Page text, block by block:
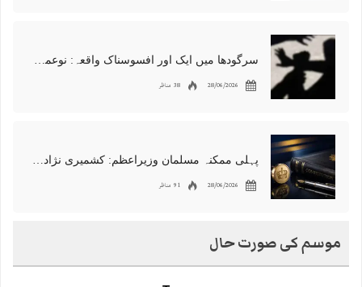
سرگودھا میں ایک اور افسوسناک واقعہ: نوعمر لڑکے سے مبینہ زیادتی، مقدمہ درج
28/06/2026 38 مناظر
پہلی ممکنہ مسلمان وزیراعظم: کشمیری نژاد شبانہ محمود برطانیہ میں مقبول
28/06/2026 91 مناظر
موسم کی صورت حال